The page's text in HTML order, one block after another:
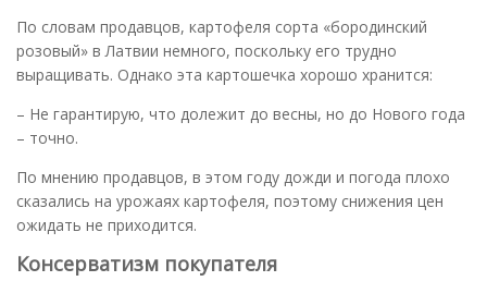
По словам продавцов, картофеля сорта «бородинский
розовый» в Латвии немного, поскольку его трудно
выращивать. Однако эта картошечка хорошо хранится:
– Не гарантирую, что долежит до весны, но до Нового года
– точно.
По мнению продавцов, в этом году дожди и погода плохо
сказались на урожаях картофеля, поэтому снижения цен
ожидать не приходится.
Консерватизм покупателя